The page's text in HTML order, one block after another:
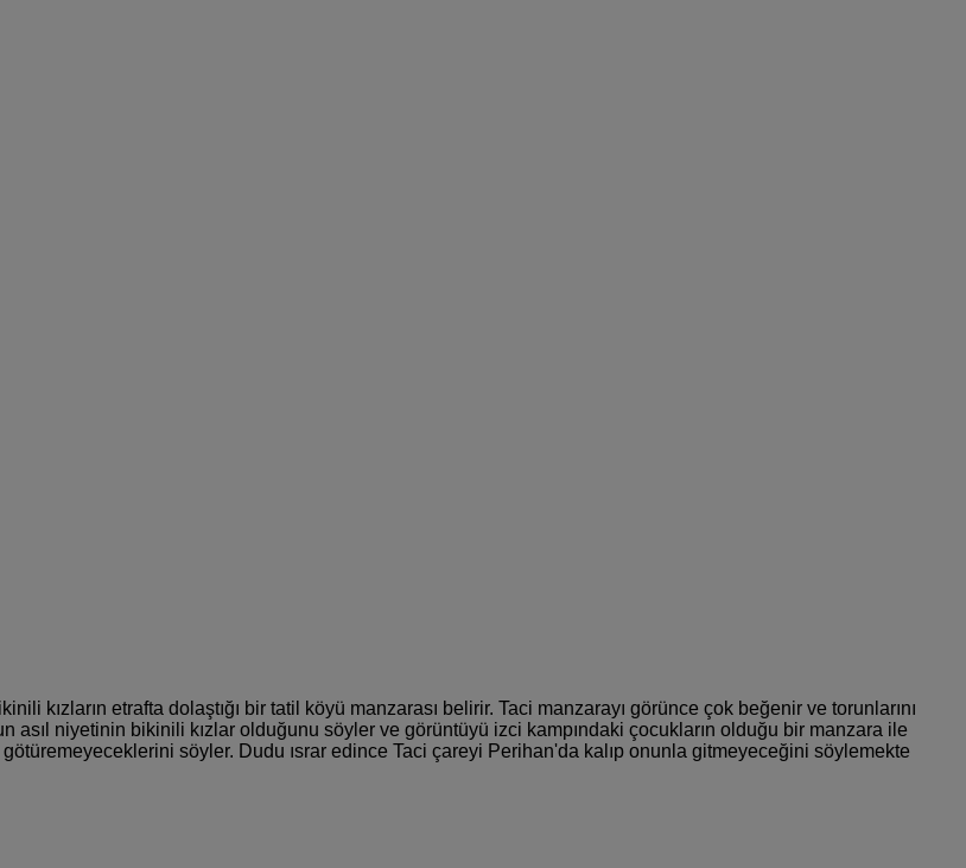
kızların etrafta dolaştığı bir tatil köyü manzarası belirir. Taci manzarayı görünce çok beğenir ve torunlarını
niyetinin bikinili kızlar olduğunu söyler ve görüntüyü izci kampındaki çocukların olduğu bir manzara ile
söyler. Dudu ısrar edince Taci çareyi Perihan'da kalıp onunla gitmeyeceğini söylemekte